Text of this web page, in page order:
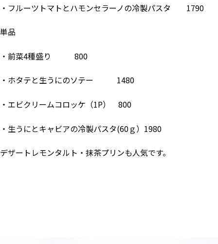
・フルーツトマトとハモンセラーノの冷製パスタ 1790
単品
・前菜4種盛り 800
・ホタテと生うにのソテー 1480
・エビクリームコロッケ（1P） 800
・生うにとキャビアの冷製パスタ(60ｇ）1980
デザートレモンタルト・抹茶プリンも人気です。